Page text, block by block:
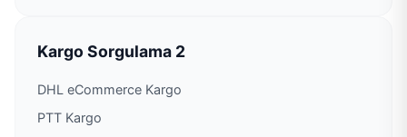
PTT Kargo Karaçam Acenteliği
PTT Kargo Kaşüstü Şubesi
Kargo Sorgulama 2
DHL eCommerce Kargo
PTT Kargo